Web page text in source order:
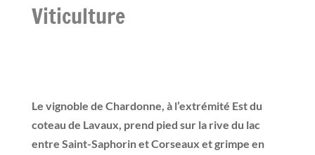
Viticulture
Le vignoble de Chardonne, à l’extrémité Est du
coteau de Lavaux, prend pied sur la rive du lac
entre Saint-Saphorin et Corseaux et grimpe en